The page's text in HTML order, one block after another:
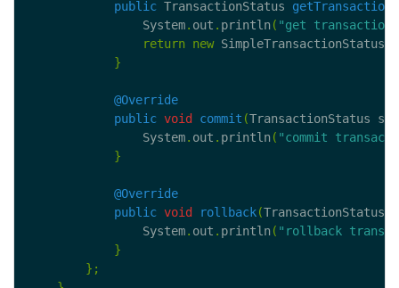
public TransactionStatus getTransaction
                System
. out . println( "get
return
new SimpleTransactionStatus
}
@Override
public void commit (TransactionStatus
                System
. out . println( "commit
}
@Override
public void rollback(TransactionStatus
                System
. out . println( "rollback
}
};